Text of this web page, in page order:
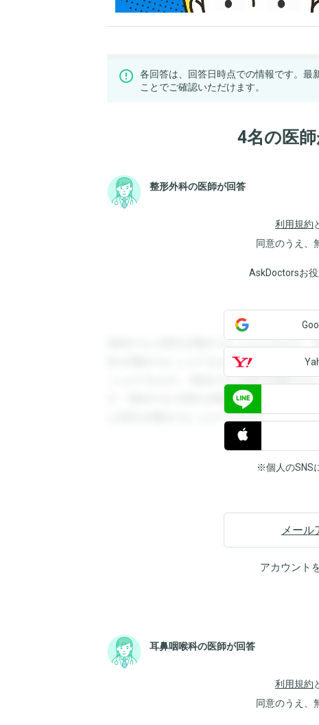
各回答は、回答日時点での情報です。最
ことでご確認いただけます。
4名の医
整形外科の医師が回答
利用規約
同意のうえ、
AskDoctorsお
登録すると回答を閲覧することができます
答を閲覧することができます。登録すると
ことができます。登録すると回答を閲覧す
す。登録すると回答を閲覧することができ
と回答を閲覧することができます。
※個人のSNS
メール
アカウント
耳鼻咽喉科の医師が回答
利用規約
同意のうえ、